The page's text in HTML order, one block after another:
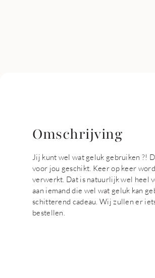
Omschrijving
Jij kunt wel wat geluk gebruiken ?!
voor jou geschikt. Keer op keer
verwerkt. Dat is natuurlijk wel heel
aan iemand die wel wat geluk kan
schitterend cadeau. Wij zullen er
bestellen.